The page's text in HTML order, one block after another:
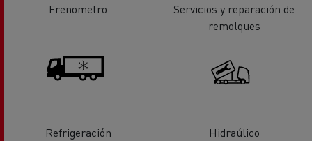
Frenometro
Servicios y reparación de
remolques
Refrigeración Hidraúlico